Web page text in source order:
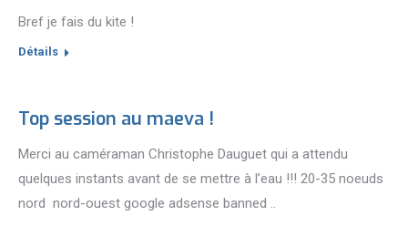
Bref je fais du kite !
Détails
Top session au maeva !
Merci au caméraman Christophe Dauguet qui a attendu
quelques instants avant de se mettre à l’eau !!! 20-35 noeuds
nord nord-ouest google adsense banned ..